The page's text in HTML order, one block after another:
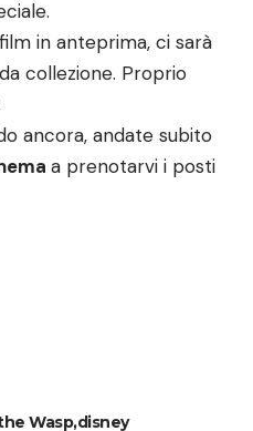
in anteprima, ci sarà
collezione. Proprio
ancora, andate subito
a prenotarvi i posti
Waspdisney